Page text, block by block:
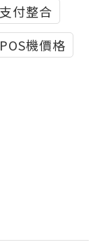
付整合
POS機價格